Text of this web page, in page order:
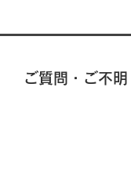
ご質問・ご不明